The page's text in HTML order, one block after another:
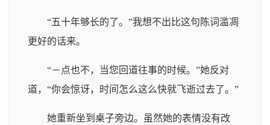
“五十年够长的了。”我想不出比这句陈词滥凋
更好的话来。
“－点也不，当您回道往事的时候。”她反对
道，“你会惊讶，时间怎么这么快就飞逝过去了。”
她重新坐到桌子旁边。虽然她的表情没有改